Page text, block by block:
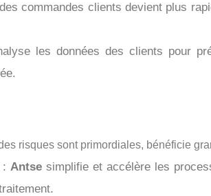
commandes clients devient plus
les données des clients pour
risques sont primordiales, bénéficie
Antse simplifie et accélère les